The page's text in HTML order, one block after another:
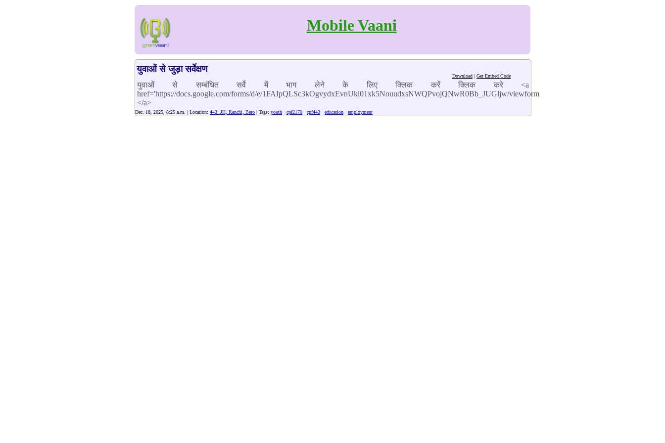
Mobile Vaani
युवाओं से जुड़ा सर्वेक्षण
Download | Get Embed Code
युवाओं से सम्बंधित सर्वे में भाग लेने के लिए क्लिक करें क्लिक करे <a
href='https://docs.google.com/forms/d/e/1FAIpQLSc3kOgvydxEvnUkl01xk5NouudxsNWQPvojQNwR0Bb_JUGljw/viewform
</a>
Dec. 18, 2025, 8:25 a.m. | Location: 443: JH, Ranchi, Bero | Tags: youth cpf2170 cpf443 education employment